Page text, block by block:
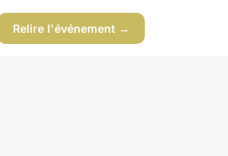
Relire l'événement →